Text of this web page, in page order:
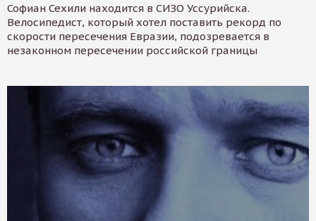
Софиан Сехили находится в СИЗО Уссурийска.
Велосипедист, который хотел поставить рекорд по
скорости пересечения Евразии, подозревается в
незаконном пересечении российской границы